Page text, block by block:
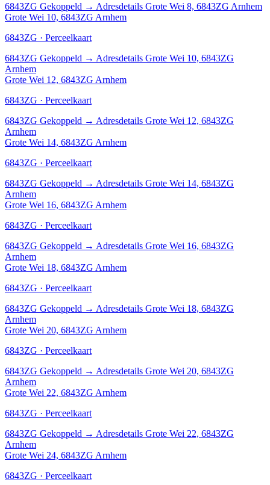
6843ZG Gekoppeld → Adresdetails Grote Wei 8, 6843ZG Arnhem
Grote Wei 10, 6843ZG Arnhem
6843ZG · Perceelkaart
6843ZG Gekoppeld → Adresdetails Grote Wei 10, 6843ZG
Arnhem
Grote Wei 12, 6843ZG Arnhem
6843ZG · Perceelkaart
6843ZG Gekoppeld → Adresdetails Grote Wei 12, 6843ZG
Arnhem
Grote Wei 14, 6843ZG Arnhem
6843ZG · Perceelkaart
6843ZG Gekoppeld → Adresdetails Grote Wei 14, 6843ZG
Arnhem
Grote Wei 16, 6843ZG Arnhem
6843ZG · Perceelkaart
6843ZG Gekoppeld → Adresdetails Grote Wei 16, 6843ZG
Arnhem
Grote Wei 18, 6843ZG Arnhem
6843ZG · Perceelkaart
6843ZG Gekoppeld → Adresdetails Grote Wei 18, 6843ZG
Arnhem
Grote Wei 20, 6843ZG Arnhem
6843ZG · Perceelkaart
6843ZG Gekoppeld → Adresdetails Grote Wei 20, 6843ZG
Arnhem
Grote Wei 22, 6843ZG Arnhem
6843ZG · Perceelkaart
6843ZG Gekoppeld → Adresdetails Grote Wei 22, 6843ZG
Arnhem
Grote Wei 24, 6843ZG Arnhem
6843ZG · Perceelkaart